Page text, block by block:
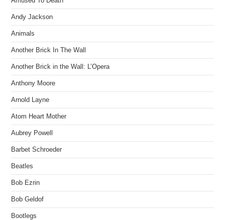
Andy Jackson
Animals
Another Brick In The Wall
Another Brick in the Wall: L’Opera
Anthony Moore
Arnold Layne
Atom Heart Mother
Aubrey Powell
Barbet Schroeder
Beatles
Bob Ezrin
Bob Geldof
Bootlegs